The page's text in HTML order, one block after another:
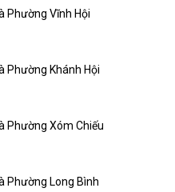
Phường Vĩnh Hội
Phường Khánh Hội
Phường Xóm Chiếu
Phường Long Bình